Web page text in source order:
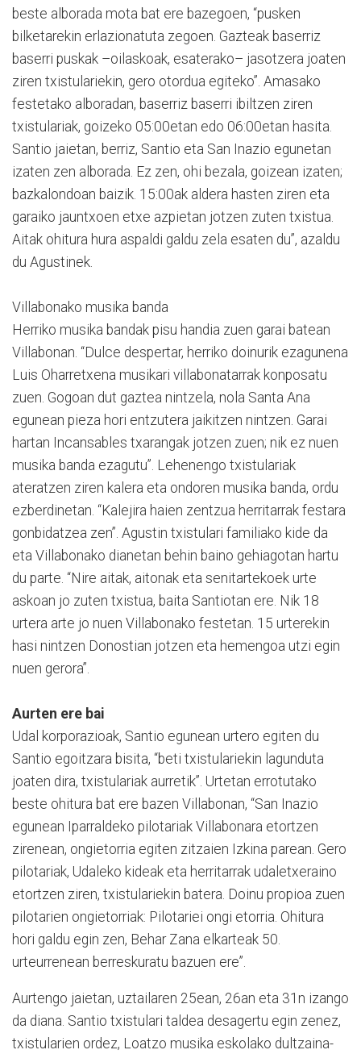
beste alborada mota bat ere bazegoen, “pusken
bilketarekin erlazionatuta zegoen. Gazteak baserriz
baserri puskak –oilaskoak, esaterako– jasotzera joaten
ziren txistulariekin, gero otordua egiteko”. Amasako
festetako alboradan, baserriz baserri ibiltzen ziren
txistulariak, goizeko 05:00etan edo 06:00etan hasita.
Santio jaietan, berriz, Santio eta San Inazio egunetan
izaten zen alborada. Ez zen, ohi bezala, goizean izaten;
bazkalondoan baizik. 15:00ak aldera hasten ziren eta
garaiko jauntxoen etxe azpietan jotzen zuten txistua.
Aitak ohitura hura aspaldi galdu zela esaten du”, azaldu
du Agustinek.
Villabonako musika banda
Herriko musika bandak pisu handia zuen garai batean
Villabonan. “Dulce despertar, herriko doinurik ezagunena
Luis Oharretxena musikari villabonatarrak konposatu
zuen. Gogoan dut gaztea nintzela, nola Santa Ana
egunean pieza hori entzutera jaikitzen nintzen. Garai
hartan Incansables txarangak jotzen zuen; nik ez nuen
musika banda ezagutu”. Lehenengo txistulariak
ateratzen ziren kalera eta ondoren musika banda, ordu
ezberdinetan. “Kalejira haien zentzua herritarrak festara
gonbidatzea zen”. Agustin txistulari familiako kide da
eta Villabonako dianetan behin baino gehiagotan hartu
du parte. “Nire aitak, aitonak eta senitartekoek urte
askoan jo zuten txistua, baita Santiotan ere. Nik 18
urtera arte jo nuen Villabonako festetan. 15 urterekin
hasi nintzen Donostian jotzen eta hemengoa utzi egin
nuen gerora”.
Aurten ere bai
Udal korporazioak, Santio egunean urtero egiten du
Santio egoitzara bisita, “beti txistulariekin lagunduta
joaten dira, txistulariak aurretik”. Urtetan errotutako
beste ohitura bat ere bazen Villabonan, “San Inazio
egunean Iparraldeko pilotariak Villabonara etortzen
zirenean, ongietorria egiten zitzaien Izkina parean. Gero
pilotariak, Udaleko kideak eta herritarrak udaletxeraino
etortzen ziren, txistulariekin batera. Doinu propioa zuen
pilotarien ongietorriak: Pilotariei ongi etorria. Ohitura
hori galdu egin zen, Behar Zana elkarteak 50.
urteurrenean berreskuratu bazuen ere”.
Aurtengo jaietan, uztailaren 25ean, 26an eta 31n izango
da diana. Santio txistulari taldea desagertu egin zenez,
txistularien ordez, Loatzo musika eskolako dultzaina-